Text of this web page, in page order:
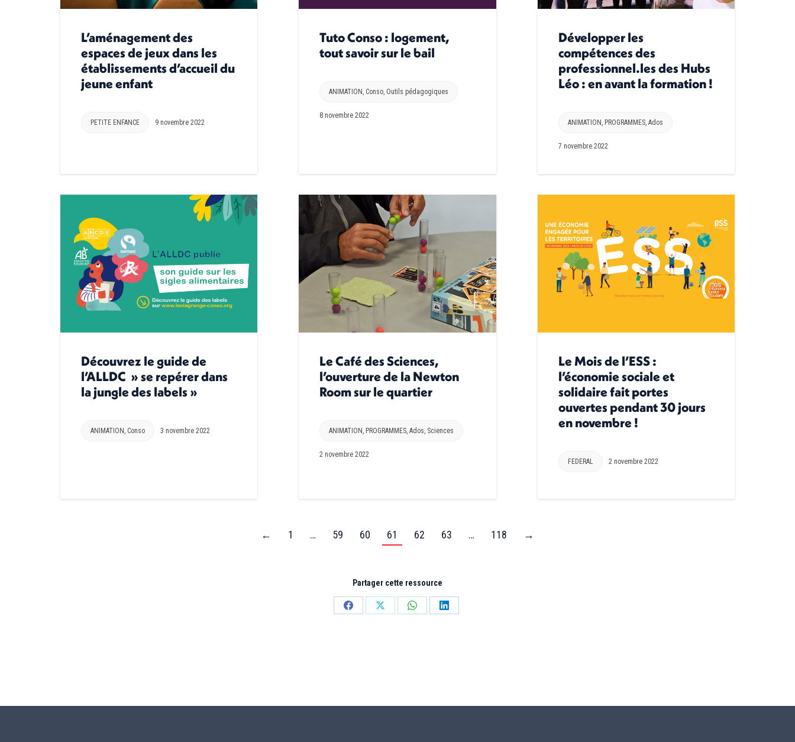
L’aménagement des
espaces de jeux dans les
établissements d’accueil du
jeune enfant
PETITE ENFANCE 9 novembre 2022
Tuto Conso : logement,
tout savoir sur le bail
ANIMATION Conso Outils pédagogiques
8 novembre 2022
Développer les
compétences des
professionnel.les des Hubs
Léo : en avant la formation !
ANIMATION PROGRAMMES, Ados
7 novembre 2022
Découvrez le guide de
l’ALLDC » se repérer dans
la jungle des labels »
ANIMATION , Conso 3 novembre 2022
Le Café des Sciences,
l’ouverture de la Newton
Room sur le quartier
ANIMATION , PROGRAMMES,Ados, Sciences
2 novembre 2022
Le Mois de l’ESS :
l’économie sociale et
solidaire fait portes
ouvertes pendant 30 jours
en novembre !
FEDERAL 2 novembre 2022
← 1 … 59 60 61 62 63 … 118 →
Partager cette ressource
PartagerPartagerPartagerPartager